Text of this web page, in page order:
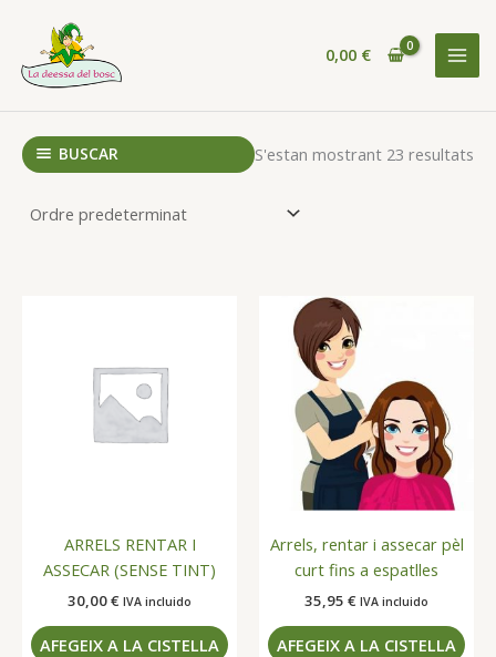
contingut
0,00 €
BUSCAR S'estan mostrant 23 resultats
ARRELS RENTAR I
ASSECAR (SENSE TINT)
30,00€ IVA incluido
AFEGEIX A LA CISTELLA
Arrels, rentar i assecar pèl
curt fins a espatlles
35,95 € IVA incluido
AFEGEIX A LA CISTELLA